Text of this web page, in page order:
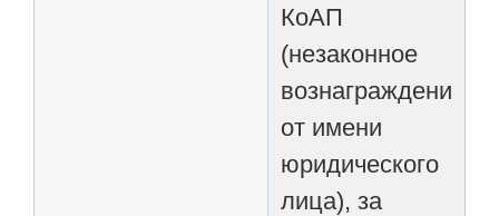
КоАП
(незаконное
вознаграждение
от имени
юридического
лица), за